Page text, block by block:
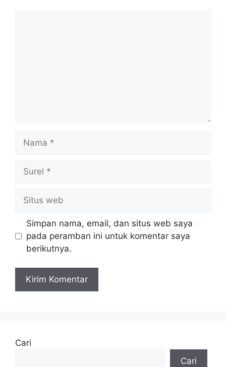
web
Simpan nama, email, dan situs web saya
pada peramban ini untuk komentar saya
berikutnya.
Cari
Cari